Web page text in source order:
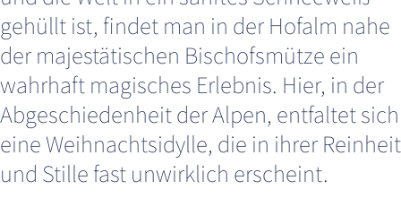
gehüllt ist, findet man in der Hofalm nahe
der majestätischen Bischofsmütze ein
wahrhaft magisches Erlebnis. Hier, in der
Abgeschiedenheit der Alpen, entfaltet sich
eine Weihnachtsidylle, die in ihrer Reinheit
und Stille fast unwirklich erscheint.